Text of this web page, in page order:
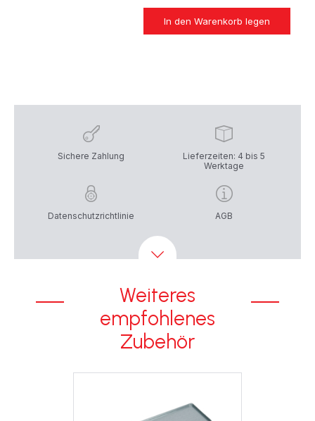
In den Warenkorb legen
Sichere Zahlung
Lieferzeiten: 4 bis 5
Werktage
Datenschutzrichtlinie AGB
Weiteres
empfohlenes
Zubehör